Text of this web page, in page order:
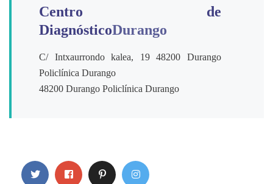
Centro de
DiagnósticoDurango
C/ Intxaurrondo kalea, 19 48200 Durango
Policlínica Durango
48200 Durango Policlínica Durango